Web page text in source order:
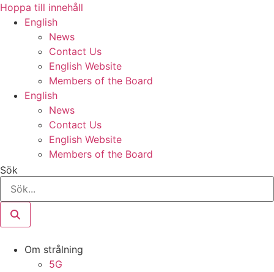
Hoppa till innehåll
English
News
Contact Us
English Website
Members of the Board
English
News
Contact Us
English Website
Members of the Board
Sök
Om strålning
5G